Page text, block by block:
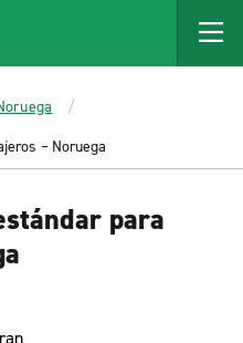
– Noruega
para